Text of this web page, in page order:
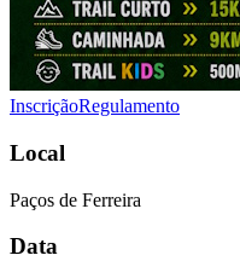
InscriçãoRegulamento
Local
Paços de Ferreira
Data